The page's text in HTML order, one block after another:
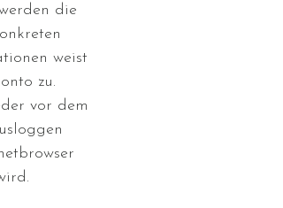
die
weist
zu.
vor dem